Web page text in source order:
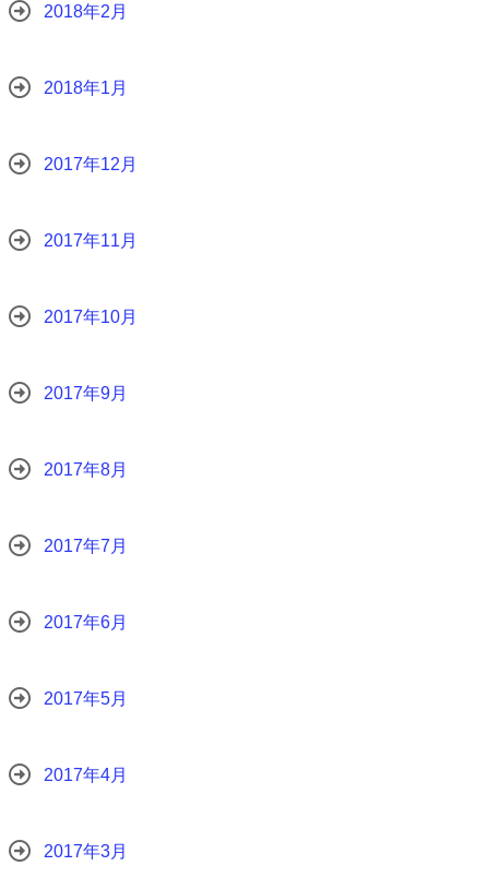
2018年2月
2018年1月
2017年12月
2017年11月
2017年10月
2017年9月
2017年8月
2017年7月
2017年6月
2017年5月
2017年4月
2017年3月